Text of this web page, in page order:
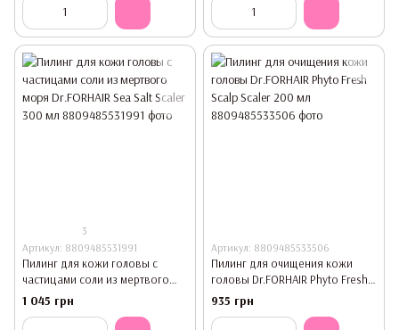
3
Артикул: 8809485531991
Пилинг для кожи головы с
частицами соли из мертвого
моря Dr.FORHAIR Sea Salt Scaler
1 045 грн
Артикул: 8809485533506
Пилинг для очищения кожи
головы Dr.FORHAIR Phyto Fresh
Scalp Scaler 200 мл
935 грн